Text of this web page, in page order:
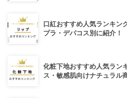
口紅おすすめ人気ランキン
プラ・デパコス別に紹介！
化粧下地おすすめ人気ラン
ス・敏感肌向けナチュラル